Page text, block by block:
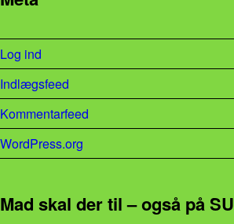
Log ind
Indlægsfeed
Kommentarfeed
WordPress.org
Mad skal der til – også på SU